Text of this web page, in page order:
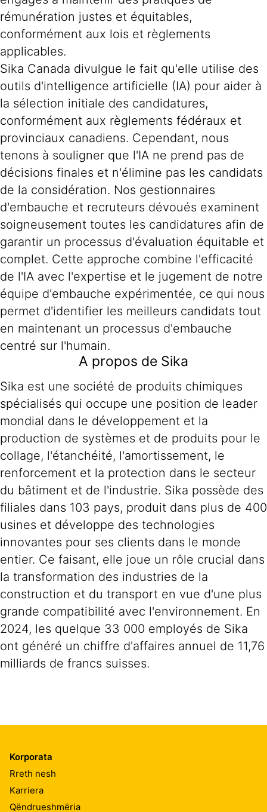
rémunération justes et équitables,
conformément aux lois et règlements
applicables.
Sika Canada divulgue le fait qu'elle utilise des
outils d'intelligence artificielle (IA) pour aider à
la sélection initiale des candidatures,
conformément aux règlements fédéraux et
provinciaux canadiens. Cependant, nous
tenons à souligner que l'IA ne prend pas de
décisions finales et n'élimine pas les candidats
de la considération. Nos gestionnaires
d'embauche et recruteurs dévoués examinent
soigneusement toutes les candidatures afin de
garantir un processus d'évaluation équitable et
complet. Cette approche combine l'efficacité
de l'IA avec l'expertise et le jugement de notre
équipe d'embauche expérimentée, ce qui nous
permet d'identifier les meilleurs candidats tout
en maintenant un processus d'embauche
centré sur l'humain.
A propos de Sika
Sika est une société de produits chimiques
spécialisés qui occupe une position de leader
mondial dans le développement et la
production de systèmes et de produits pour le
collage, l'étanchéité, l'amortissement, le
renforcement et la protection dans le secteur
du bâtiment et de l'industrie. Sika possède des
filiales dans 103 pays, produit dans plus de 400
usines et développe des technologies
innovantes pour ses clients dans le monde
entier. Ce faisant, elle joue un rôle crucial dans
la transformation des industries de la
construction et du transport en vue d'une plus
grande compatibilité avec l'environnement. En
2024, les quelque 33 000 employés de Sika
ont généré un chiffre d'affaires annuel de 11,76
milliards de francs suisses.
Korporata
Rreth nesh
Karriera
Qëndrueshmëria